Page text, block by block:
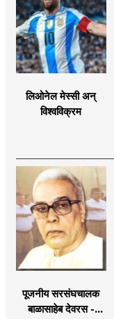
लिओनेल मेस्सी अन्
विश्वविक्रम
पूजनीय सरसंघचालक
बाळासाहेब देवरस -